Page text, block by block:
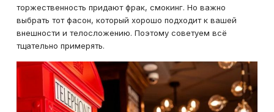
торжественность придают фрак, смокинг. Но важно
выбрать тот фасон, который хорошо подходит к вашей
внешности и телосложению. Поэтому советуем всё
тщательно примерять.